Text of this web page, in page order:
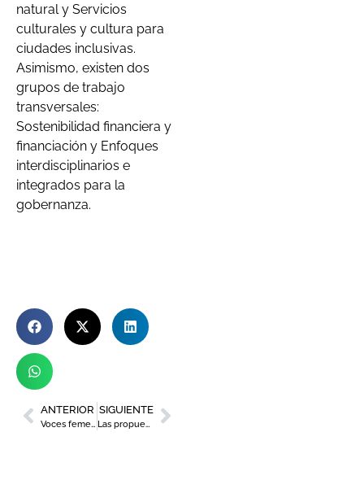
natural y Servicios
culturales y cultura para
ciudades inclusivas.
Asimismo, existen dos
grupos de trabajo
transversales:
Sostenibilidad financiera y
financiación y Enfoques
interdisciplinarios e
integrados para la
gobernanza.
ANTERIOR
Voces femeninas en el concierto Xtraordinary Night. Fase II del Auditorio El Batel de Cartagena
SIGUIENTE
Las propuestas de esta semana que nos ofrecen los restaurantes de la Región